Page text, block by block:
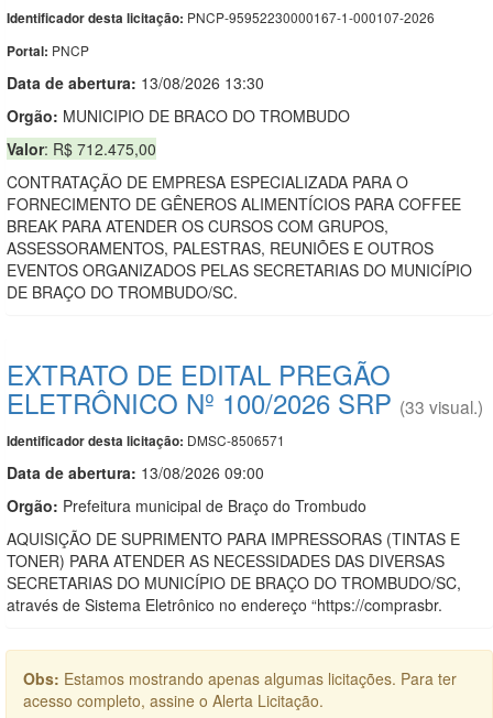
Identificador desta licitação: PNCP-95952230000167-1-000107-2026
Portal: PNCP
Data de abertura: 13/08/2026 13:30
Orgão: MUNICIPIO DE BRACO DO TROMBUDO
Valor: R$ 712.475,00
CONTRATAÇÃO DE EMPRESA ESPECIALIZADA PARA O
FORNECIMENTO DE GÊNEROS ALIMENTÍCIOS PARA COFFEE
BREAK PARA ATENDER OS CURSOS COM GRUPOS,
ASSESSORAMENTOS, PALESTRAS, REUNIÕES E OUTROS
EVENTOS ORGANIZADOS PELAS SECRETARIAS DO MUNICÍPIO
DE BRAÇO DO TROMBUDO/SC.
EXTRATO DE EDITAL PREGÃO
ELETRÔNICO Nº 100/2026 SRP (33 visual.)
Identificador desta licitação: DMSC-8506571
Data de abertura: 13/08/2026 09:00
Orgão: Prefeitura municipal de Braço do Trombudo
AQUISIÇÃO DE SUPRIMENTO PARA IMPRESSORAS (TINTAS E
TONER) PARA ATENDER AS NECESSIDADES DAS DIVERSAS
SECRETARIAS DO MUNICÍPIO DE BRAÇO DO TROMBUDO/SC,
através de Sistema Eletrônico no endereço “https://comprasbr.
Obs: Estamos mostrando apenas algumas licitações. Para ter
acesso completo, assine o Alerta Licitação.